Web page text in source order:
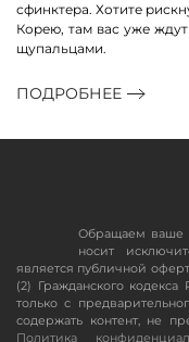
сфинктера. Хотите
Корею, там вас уже
щупальцами.
ПОДРОБНЕЕ
Обращаем ваше
носит
является публичной
(2) Гражданского
только с
содержать контент, не
Политика